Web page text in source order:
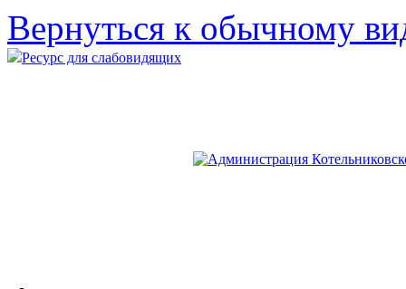
Вернуться к обычному
Ресурс для слабовидящих